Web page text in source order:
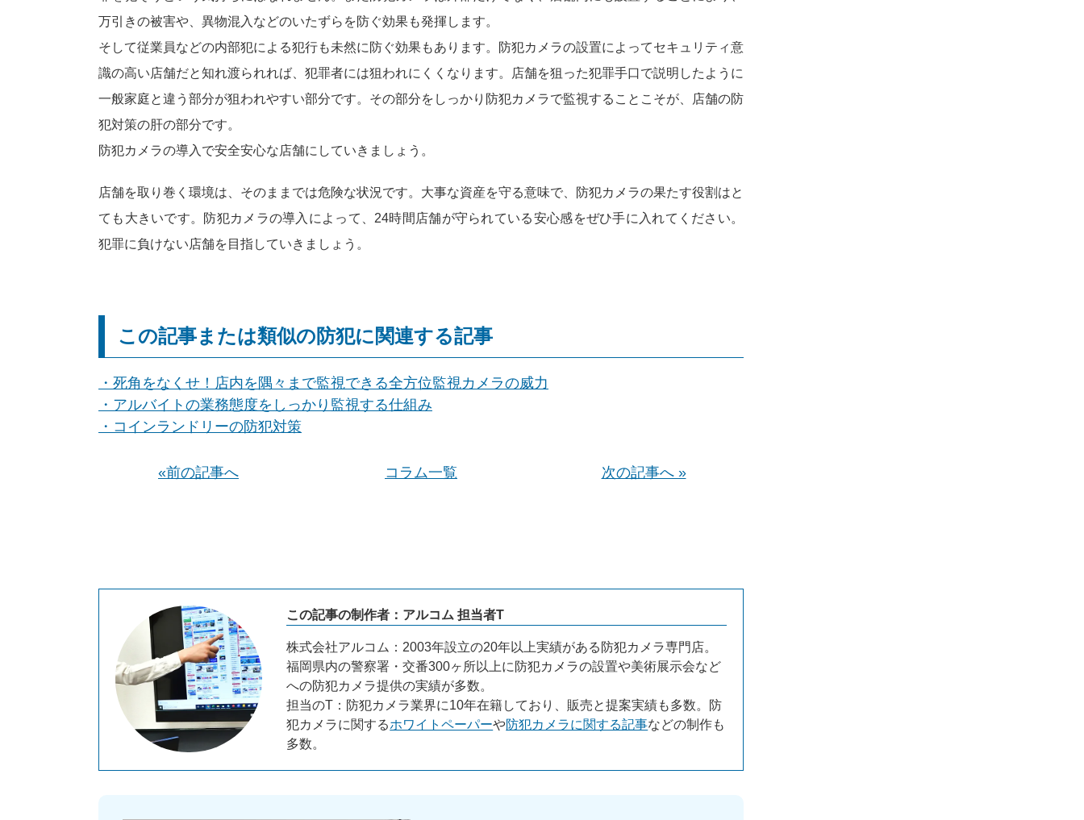
万引きの被害や、異物混入などのいたずらを防ぐ効果も発揮します。
そして従業員などの内部犯による犯行も未然に防ぐ効果もあります。防犯カメラの設置によってセキュリティ意
識の高い店舗だと知れ渡られれば、犯罪者には狙われにくくなります。店舗を狙った犯罪手口で説明したように
一般家庭と違う部分が狙われやすい部分です。その部分をしっかり防犯カメラで監視することこそが、店舗の防
犯対策の肝の部分です。
防犯カメラの導入で安全安心な店舗にしていきましょう。
店舗を取り巻く環境は、そのままでは危険な状況です。大事な資産を守る意味で、防犯カメラの果たす役割はと
ても大きいです。防犯カメラの導入によって、24時間店舗が守られている安心感をぜひ手に入れてください。
犯罪に負けない店舗を目指していきましょう。
この記事または類似の防犯に関連する記事
・死角をなくせ！店内を隅々まで監視できる全方位監視カメラの威力
・アルバイトの業務態度をしっかり監視する仕組み
・コインランドリーの防犯対策
«前の記事へ コラム一覧 次の記事へ »
この記事の制作者：アルコム 担当者T
株式会社アルコム：2003年設立の20年以上実績がある防犯カメラ専門店。
福岡県内の警察署・交番300ヶ所以上に防犯カメラの設置や美術展示会など
への防犯カメラ提供の実績が多数。
担当のT：防犯カメラ業界に10年在籍しており、販売と提案実績も多数。防
犯カメラに関するホワイトペーパーや防犯カメラに関する記事などの制作も
多数。